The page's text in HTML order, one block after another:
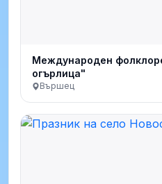
Международен
огърлица"
Вършец